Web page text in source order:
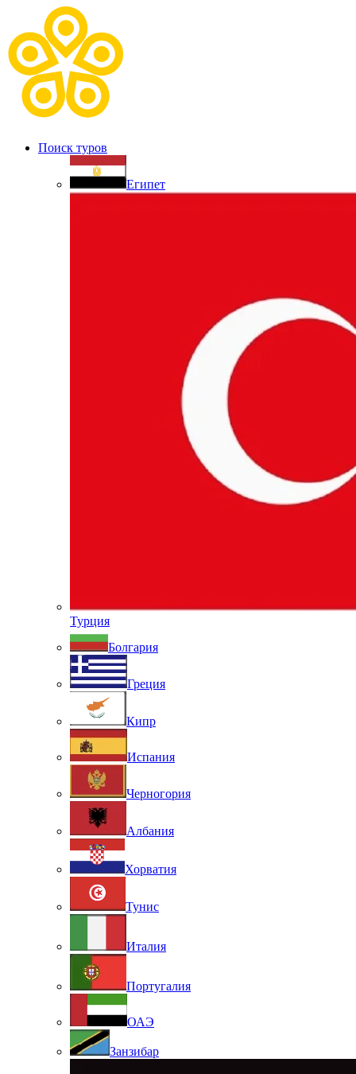
Поиск туров
Египет
Турция
Болгария
Греция
Кипр
Испания
Черногория
Албания
Хорватия
Тунис
Италия
Португалия
ОАЭ
Занзибар